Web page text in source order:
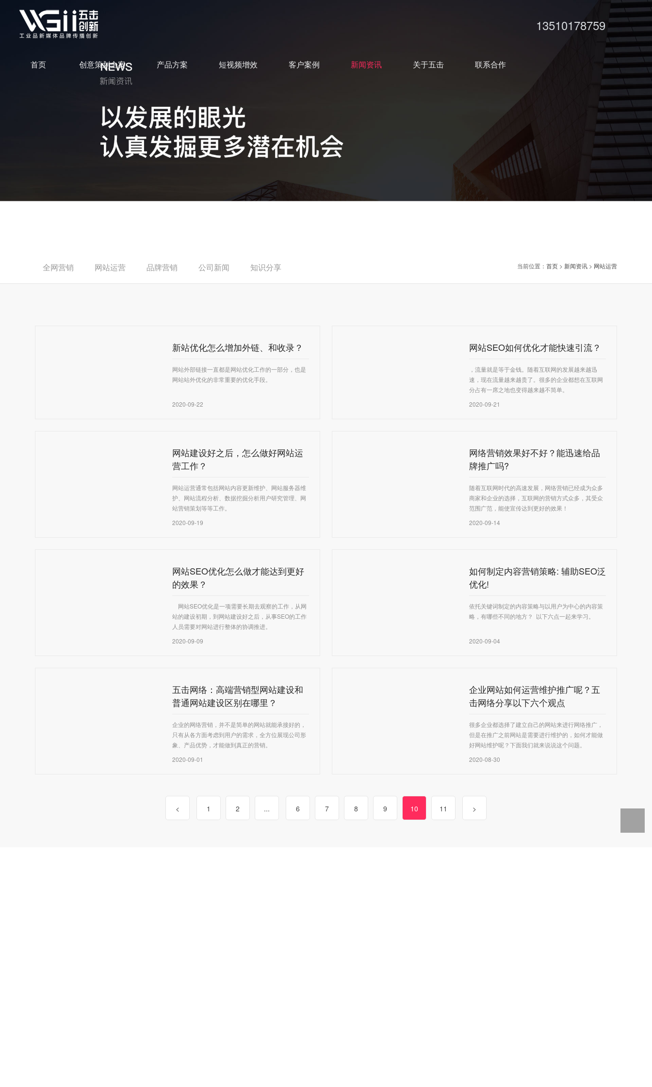
13510178759
首页 创意策划全案 产品方案 短视频增效 客户案例 新闻资讯 关于五击 联系合作
全网营销 网站运营 品牌营销 公司新闻 知识分享 当前位置： 首页 > 新闻资讯 > 网站运营
新站优化怎么增加外链、和收录？
网站外部链接一直都是网站优化工作的一部分，也是
网站站外优化的非常重要的优化手段。
2020-09-22
网站SEO如何优化才能快速引流？
，流量就是等于金钱。随着互联网的发展越来越迅
速，现在流量越来越贵了。很多的企业都想在互联网
分占有一席之地也变得越来越不简单。
2020-09-21
网站建设好之后，怎么做好网站运
营工作？
网站运营通常包括网站内容更新维护、网站服务器维
护、网站流程分析、数据挖掘分析用户研究管理、网
站营销策划等等工作。
2020-09-19
网络营销效果好不好？能迅速给品
牌推广吗?
随着互联网时代的高速发展，网络营销已经成为众多
商家和企业的选择，互联网的营销方式众多，其受众
范围广范，能使宣传达到更好的效果！
2020-09-14
网站SEO优化怎么做才能达到更好
的效果？
网站SEO优化是一项需要长期去观察的工作，从网
站的建设初期，到网站建设好之后，从事SEO的工作
人员需要对网站进行整体的协调推进。
2020-09-09
如何制定内容营销策略: 辅助SEO泛
优化!
依托关键词制定的内容策略与以用户为中心的内容策
略，有哪些不同的地方？ 以下六点一起来学习。
2020-09-04
五击网络：高端营销型网站建设和
普通网站建设区别在哪里？
企业的网络营销，并不是简单的网站就能承接好的，
只有从各方面考虑到用户的需求，全方位展现公司形
象、产品优势，才能做到真正的营销。
2020-09-01
企业网站如何运营维护推广呢？五
击网络分享以下六个观点
很多企业都选择了建立自己的网站来进行网络推广，
但是在推广之前网站是需要进行维护的，如何才能做
好网站维护呢？下面我们就来说说这个问题。
2020-08-30
1 2 ... 6 7 8 9 10 11